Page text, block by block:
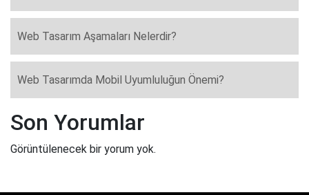
Web Tasarım Aşamaları Nelerdir?
Web Tasarımda Mobil Uyumluluğun Önemi?
Son Yorumlar
Görüntülenecek bir yorum yok.